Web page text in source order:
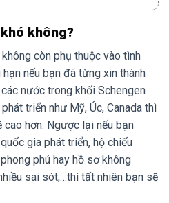
không?
còn phụ thuộc vào tình
nếu bạn đã từng xin thành
nước trong khối Schengen
triển như Mỹ, Úc, Canada thì
hơn. Ngược lại nếu bạn
gia phát triển, hộ chiếu
phú hay hồ sơ không
sai sót,…thì tất nhiên bạn sẽ